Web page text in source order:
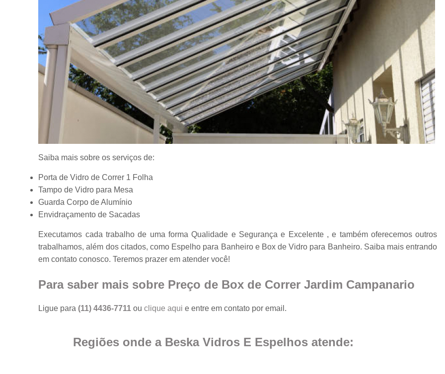
Espelho
Espelho de
Saiba mais sobre os serviços de:
Porta de Vidro de Correr 1 Folha
Tampo de Vidro para Mesa
Guarda Corpo de Alumínio
Envidraçamento de Sacadas
Executamos cada trabalho de uma forma Qualidade e Segurança e Excelente , e também oferecemos outros
trabalhamos, além dos citados, como Espelho para Banheiro e Box de Vidro para Banheiro. Saiba mais entrando
em contato conosco. Teremos prazer em atender você!
Para saber mais sobre Preço de Box de Correr Jardim Campanario
Ligue para(11) 4436-7711ouclique aqui e entre em contato por email.
Regiões onde a Beska Vidros E Espelhos atende: